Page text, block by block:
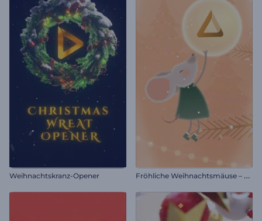
Weihnachtskranz-Opener F
röhliche Weihnachtsmäuse – Einleitung